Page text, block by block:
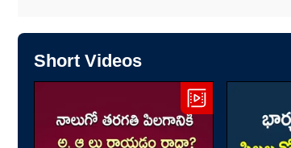
Short Videos